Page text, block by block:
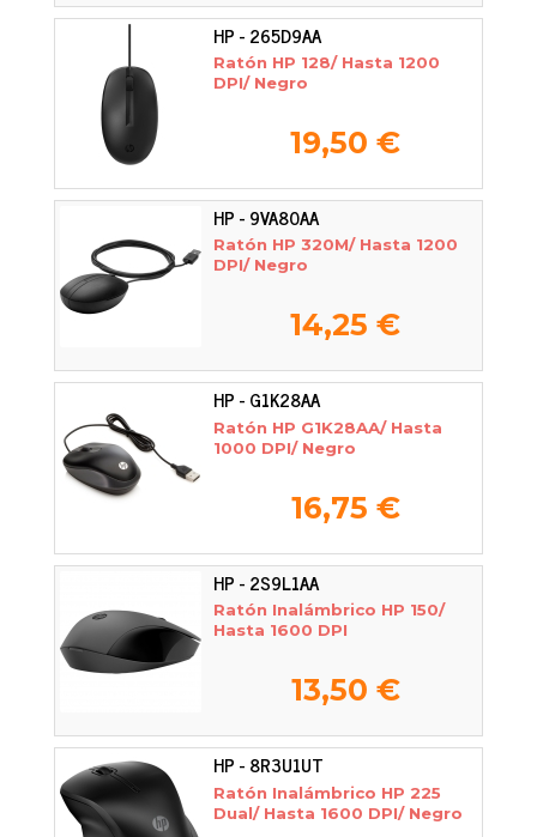
HP - 265D9AA
Ratón HP 128/ Hasta 1200
DPI/ Negro
19,50 €
HP - 9VA80AA
Ratón HP 320M/ Hasta 1200
DPI/ Negro
14,25 €
HP - G1K28AA
Ratón HP G1K28AA/ Hasta
1000 DPI/ Negro
16,75 €
HP - 2S9L1AA
Ratón Inalámbrico HP 150/
Hasta 1600 DPI
13,50 €
HP - 8R3U1UT
Ratón Inalámbrico HP 225
Dual/ Hasta 1600 DPI/ Negro